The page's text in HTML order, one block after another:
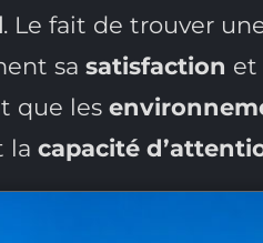
. Le fait de trouver
sa satisfaction et
que les
la capacité